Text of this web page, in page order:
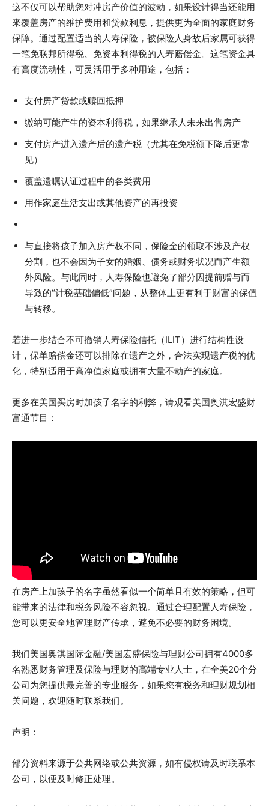
这不仅可以帮助您对冲房产价值的波动，如果设计得当还能用
來覆盖房产的维护费用和贷款利息，提供更为全面的家庭财务
保障。通过配置适当的人寿保险，被保险人身故后家属可获得
一笔免联邦所得税、免资本利得税的人寿赔偿金。这笔资金具
有高度流动性，可灵活用于多种用途，包括：
支付房产贷款或赎回抵押
缴纳可能产生的资本利得税，如果继承人未来出售房产
支付房产进入遗产后的遗产税（尤其在免税额下降后更常
见）
覆盖遗嘱认证过程中的各类费用
用作家庭生活支出或其他资产的再投资
与直接将孩子加入房产权不同，保险金的领取不涉及产权
分割，也不会因为子女的婚姻、债务或财务状况而产生额
外风险。与此同时，人寿保险也避免了部分因提前赠与而
导致的“计税基础偏低”问题，从整体上更有利于财富的保值
与转移。
若进一步结合不可撤销人寿保险信托（ILIT）进行结构性设
计，保单赔偿金还可以排除在遗产之外，合法实现遗产税的优
化，特别适用于高净值家庭或拥有大量不动产的家庭。
更多在美国买房时加孩子名字的利弊，请观看美国奥淇宏盛财
富通节目：
在房产上加孩子的名字虽然看似一个简单且有效的策略，但可
能带来的法律和税务风险不容忽视。通过合理配置人寿保险，
您可以更安全地管理财产传承，避免不必要的财务困境。
我们美国奥淇国际金融/美国宏盛保险与理财公司拥有4000多
名熟悉财务管理及保险与理财的高端专业人士，在全美20个分
公司为您提供最完善的专业服务，如果您有税务和理财规划相
关问题，欢迎随时联系我们。
声明：
部分资料来源于公共网络或公共资源，如有侵权请及时联系本
公司，以便及时修正处理。